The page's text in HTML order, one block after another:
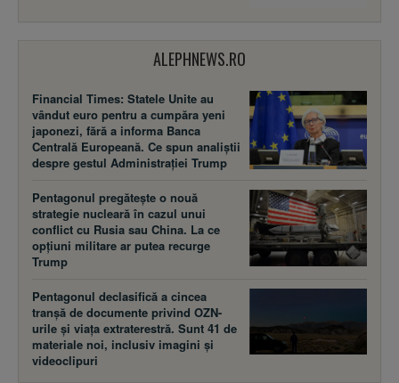
ALEPHNEWS.RO
Financial Times: Statele Unite au
vândut euro pentru a cumpăra yeni
japonezi, fără a informa Banca
Centrală Europeană. Ce spun analiștii
despre gestul Administrației Trump
Pentagonul pregătește o nouă
strategie nucleară în cazul unui
conflict cu Rusia sau China. La ce
opțiuni militare ar putea recurge
Trump
Pentagonul declasifică a cincea
tranșă de documente privind OZN-
urile și viața extraterestră. Sunt 41 de
materiale noi, inclusiv imagini și
videoclipuri